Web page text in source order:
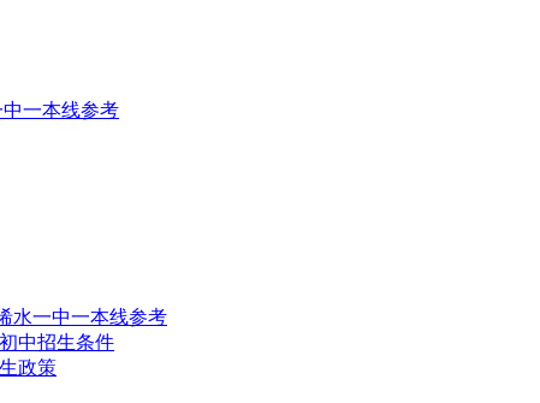
一本线参考
水一中一本线参考
中招生条件
政策